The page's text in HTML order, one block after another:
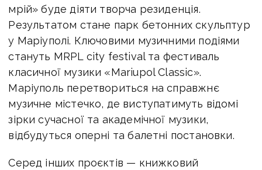
мрій» буде діяти творча резиденція.
Результатом стане парк бетонних скульптур
у Маріуполі. Ключовими музичними подіями
стануть MRPL city festival та фестиваль
класичної музики «Mariupol Classic».
Маріуполь перетвориться на справжнє
музичне містечко, де виступатимуть відомі
зірки сучасної та академічної музики,
відбудуться оперні та балетні постановки.
Серед інших проєктів — книжковий